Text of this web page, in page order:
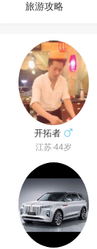
旅游攻略
开拓者
江苏·44岁